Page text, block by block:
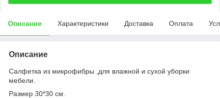
Описание Характеристики Доставка Оплата
Описание
Салфетка из микрофибры ,для влажной и сухой уборки
мебели.
Размер 30*30 см.